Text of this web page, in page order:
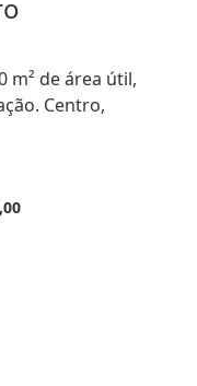
m² de área útil,
Centro,